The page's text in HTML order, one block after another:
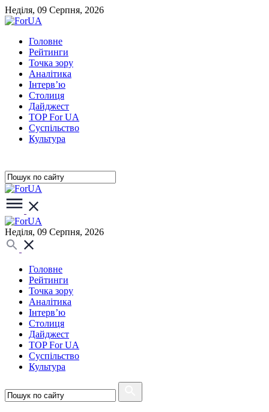
Неділя, 09 Серпня, 2026
Головне
Рейтинги
Точка зору
Аналітика
Інтерв’ю
Столиця
Дайджест
TOP For UA
Суспiльство
Культура
Неділя, 09 Серпня, 2026
Головне
Рейтинги
Точка зору
Аналітика
Інтерв’ю
Столиця
Дайджест
TOP For UA
Суспiльство
Культура